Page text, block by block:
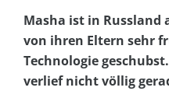
Masha ist in Russland
von ihren Eltern sehr
Technologie
verlief nicht völlig